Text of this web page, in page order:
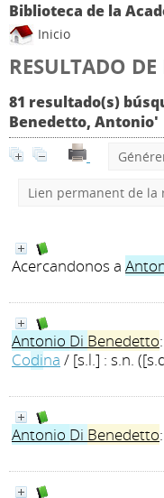
Biblioteca de la
Inicio
RESULTADO
81 resultado(s)
Benedetto, Antonio'
Lien permanent de la
Acercandonos a
Antonio Di Benedetto
Codina / [s.l.] : s.n.
Antonio Di Benedetto